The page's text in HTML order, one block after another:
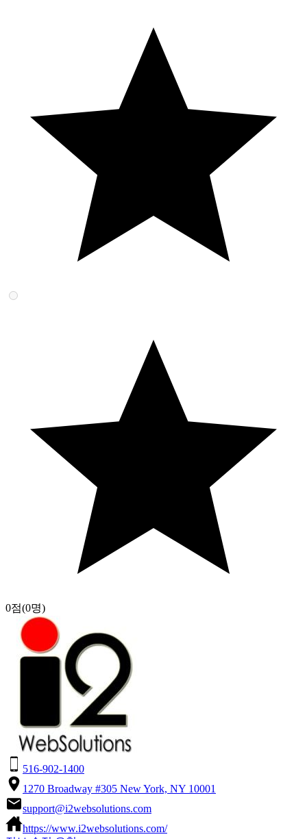
0점(0명)
516-902-1400
1270 Broadway #305 New York, NY 10001
support@i2websolutions.com
https://www.i2websolutions.com/